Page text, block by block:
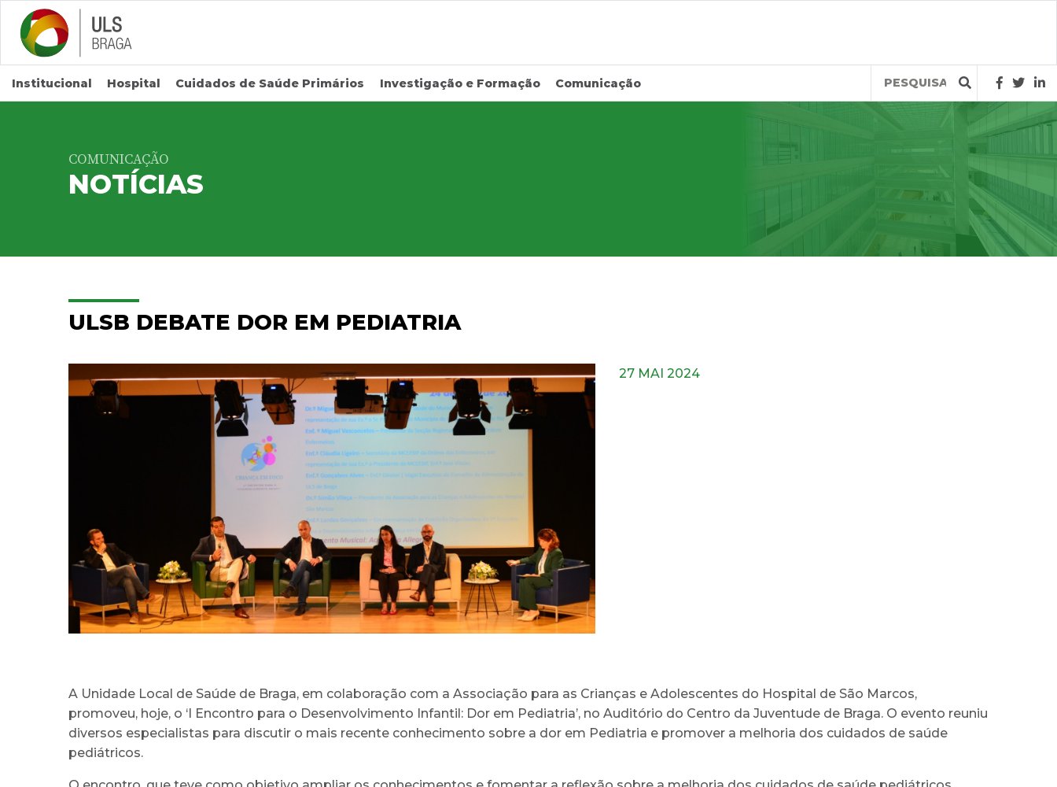
Saltar para conteúdo principal
Institucional Hospital Cuidados de Saúde Primários Investigação e Formação Comunicação
Query
COMUNICAÇÃO
NOTÍCIAS
ULSB DEBATE DOR EM PEDIATRIA
27 MAI 2024
A Unidade Local de Saúde de Braga, em colaboração com a Associação para as Crianças e Adolescentes do Hospital de São Marcos,
promoveu, hoje, o ‘I Encontro para o Desenvolvimento Infantil: Dor em Pediatria’, no Auditório do Centro da Juventude de Braga. O evento reuniu
diversos especialistas para discutir o mais recente conhecimento sobre a dor em Pediatria e promover a melhoria dos cuidados de saúde
pediátricos.